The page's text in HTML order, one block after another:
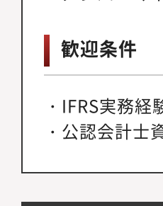
歓迎条件
・IFRS実務経
・公認会計士